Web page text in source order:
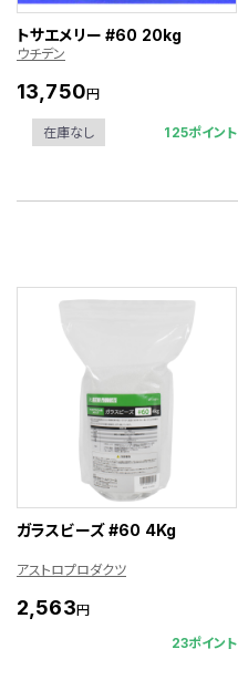
トサエメリー #60 20kg
ウチデン
13,750円
在庫なし 125ポイント
ガラスビーズ #60 4Kg
アストロプロダクツ
2,563円
23ポイント